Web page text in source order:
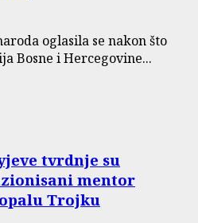
oglasila se nakon što
Bosne i Hercegovine...
tvrdnje su
mentor
Trojku